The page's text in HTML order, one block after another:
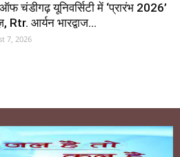
चंडीगढ़ यूनिवर्सिटी में ‘प्रारंभ 2026’
Rtr. आर्यन भारद्वाज...
7, 2026